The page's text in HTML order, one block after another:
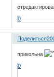
0
Поделиться
прикольна
0